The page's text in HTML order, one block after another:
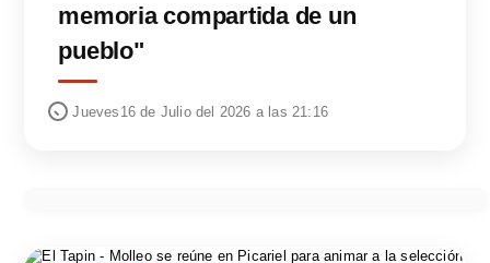
memoria compartida de un
pueblo"
Jueves16 de Julio del 2026 a las 21:16